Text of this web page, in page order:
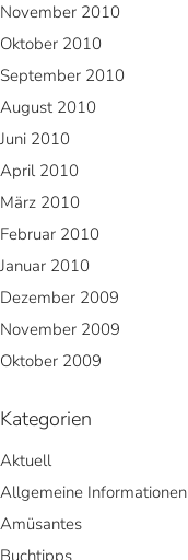
November 2010
Oktober 2010
September 2010
August 2010
Juni 2010
April 2010
März 2010
Februar 2010
Januar 2010
Dezember 2009
November 2009
Oktober 2009
Kategorien
Aktuell
Allgemeine Informationen
Amüsantes
Buchtipps